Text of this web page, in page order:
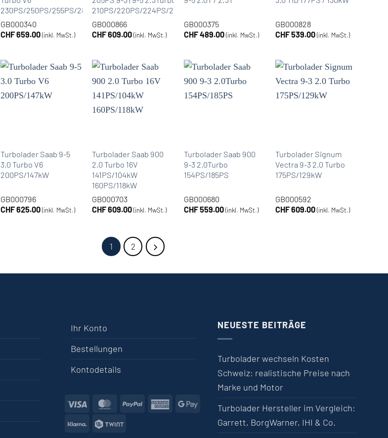
230PS/250PS/255PS/280PS
GB000340
CHF659.00 (inkl. MwSt.)
210PS/220PS/224PS/230PS/250PS
GB000866
CHF609.00 (inkl. MwSt.)
GB000375
CHF489.00 (inkl. MwSt.)
GB000828
CHF539.00 (inkl. MwSt.)
Turbolader Saab 9-5
3.0 Turbo V6
200PS/147kW
GB000796
CHF625.00 (inkl. MwSt.)
Turbolader Saab 900
2.0 Turbo 16V
141PS/104kW
160PS/118kW
GB000703
CHF609.00 (inkl. MwSt.)
Turbolader Saab 900
9-3 2.0Turbo
154PS/185PS
GB000680
CHF559.00 (inkl. MwSt.)
Turbolader Signum
Vectra 9-3 2.0 Turbo
175PS/129kW
GB000592
CHF609.00 (inkl. MwSt.)
1 2
Ihr Konto
Bestellungen
Kontodetails
Visa MasterCard
PayPalAmerican Express
Google Pay
Klarna
Twint
NEUESTE BEITRÄGE
Turbolader wechseln Kosten
Schweiz: realistische Preise nach
Marke und Motor
Turbolader Hersteller im Vergleich:
Garrett, BorgWarner, IHI & Co.